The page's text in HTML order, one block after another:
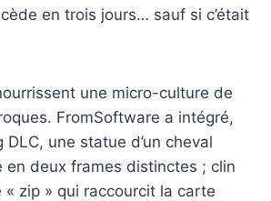
en trois jours… sauf si c’était
une micro-culture de
FromSoftware a intégré,
DLC, une statue d’un cheval
en deux frames distinctes ; clin
« zip » qui raccourcit la carte